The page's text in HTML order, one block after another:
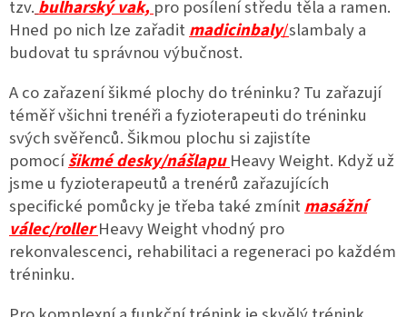
tzv.bulharský vak, pro posílení středu těla a ramen.
Hned po nich lze zařaditmadicinbaly/slambaly a
budovat tu správnou výbučnost.
A co zařazení šikmé plochy do tréninku? Tu zařazují
téměř všichni trenéři a fyzioterapeuti do tréninku
svých svěřenců. Šikmou plochu si zajistíte
pomocíšikmé desky/nášlapu Heavy Weight. Když už
jsme u fyzioterapeutů a trenérů zařazujících
specifické pomůcky je třeba také zmínitmasážní
válec/roller Heavy Weight vhodný pro
rekonvalescenci, rehabilitaci a regeneraci po každém
tréninku.